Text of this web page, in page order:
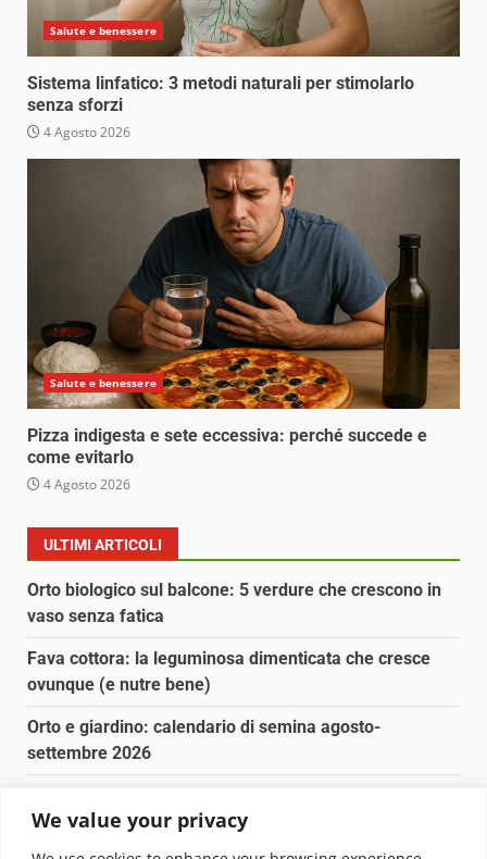
We value your privacy
Salute e benessere
Sistema linfatico: 3 metodi naturali per stimolarlo
senza sforzi
4 Agosto 2026
Salute e benessere
Pizza indigesta e sete eccessiva: perché succede e
come evitarlo
4 Agosto 2026
ULTIMI ARTICOLI
Orto biologico sul balcone: 5 verdure che crescono in
vaso senza fatica
Fava cottora: la leguminosa dimenticata che cresce
ovunque (e nutre bene)
Orto e giardino: calendario di semina agosto-
settembre 2026
Fava cottora: come cucinarla, quando è di stagione e